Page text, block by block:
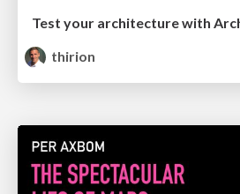
Test your architecture with
thirion